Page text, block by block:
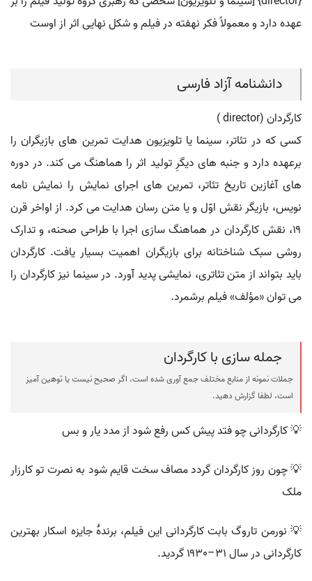
عهده دارد و معمولاً فکر نهفته در فیلم و شکل نهایی اثر از اوست
دانشنامه آزاد فارسی
کارگردان (director )
کسی که در تئاتر، سینما یا تلویزیون هدایت تمرین های بازیگران را
برعهده دارد و جنبه های دیگرِ تولید اثر را هماهنگ می کند. در دوره
های آغازین تاریخ تئاتر، تمرین های اجرای نمایش را نمایش نامه
نویس، بازیگر نقش اوّل و یا متن رسان هدایت می کرد. از اواخر قرن
۱۹، نقش کارگردان در هماهنگ سازی اجرا با طراحی صحنه، و تدارک
روشی سبک شناختانه برای بازیگران اهمیت بسیار یافت. کارگردان
باید بتواند از متن تئاتری، نمایشی پدید آورد. در سینما نیز کارگردان را
می توان «مؤلف» فیلم برشمرد.
جمله سازی با کارگردان
جملات نمونه از منابع مختلف جمع آوری شده است، اگر صحیح نیست یا توهین آمیز
است، لطفا گزارش دهید.
💡 کارگردانی چو فتد پیش کس رفع شود از مدد یار و بس
💡 چون روز کارگردان گردد مصاف سخت قایم شود به نصرت تو کارزار
ملک
💡 نورمن تاروگ بابت کارگردانی این فیلم، برندهٔ جایزه اسکار بهترین
کارگردانی در سال ۳۱–۱۹۳۰ گردید.